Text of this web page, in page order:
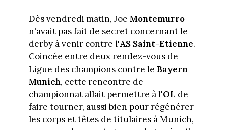
Dès vendredi matin, Joe Montemurro
n'avait pas fait de secret concernant le
derby à venir contre l'AS Saint-Etienne.
Coincée entre deux rendez-vous de
Ligue des champions contre le Bayern
Munich, cette rencontre de
championnat allait permettre à l'OL de
faire tourner, aussi bien pour régénérer
les corps et têtes de titulaires à Munich,